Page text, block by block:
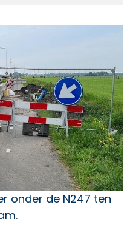
onder de N247 ten